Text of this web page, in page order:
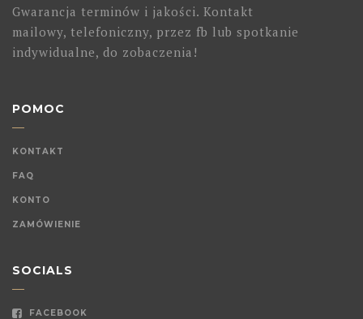
Gwarancja terminów i jakości. Kontakt
mailowy, telefoniczny, przez fb lub spotkanie
indywidualne, do zobaczenia!
POMOC
KONTAKT
FAQ
KONTO
ZAMÓWIENIE
SOCIALS
FACEBOOK